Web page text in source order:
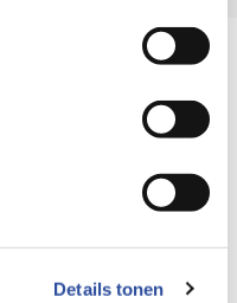
Privacyverklaring
Details tonen